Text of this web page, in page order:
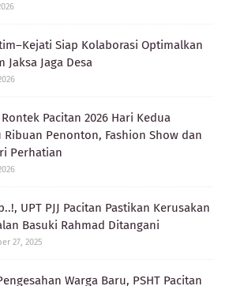
Siap Kolaborasi Optimalkan
Jaksa Jaga Desa
Rontek Pacitan 2026 Hari Kedua
Ribuan Penonton, Fashion Show dan
Perhatian
UPT PJJ Pacitan Pastikan Kerusakan
Basuki Rahmad Ditangani
27, 2025
Warga Baru, PSHT Pacitan